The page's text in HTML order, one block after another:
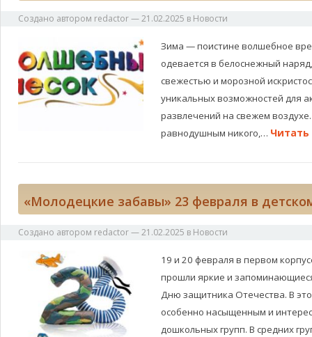
Создано автором redactor—21.02.2025 в Новости
Зима — поистине волшебное
одевается в белоснежный
свежестью и морозной
уникальных возможностей для
развлечений на свежем
равнодушным никого,…
«Молодецкие забавы» 23 февраля в
Создано автором redactor—21.02.2025 в Новости
19 и 20 февраля в первом
прошли яркие и
Дню защитника Отечества. В
особенно насыщенным и
дошкольных групп. В средних